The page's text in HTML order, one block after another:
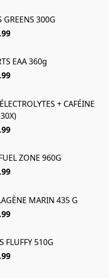
GREENS 300G
EAA 360g
ÉPUISÉ
+ CAFÉINE
ZONE 960G
MARIN 435 G
FLUFFY 510G